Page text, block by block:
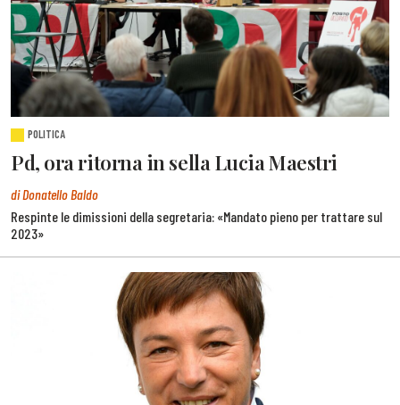
POLITICA
Pd, ora ritorna in sella Lucia Maestri
di Donatello Baldo
Respinte le dimissioni della segretaria: «Mandato pieno per trattare sul
2023»